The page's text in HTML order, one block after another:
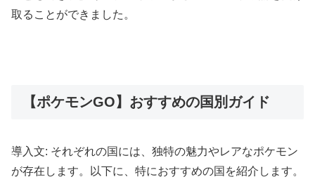
取ることができました。
【ポケモンGO】おすすめの国別ガイド
導入文: それぞれの国には、独特の魅力やレアなポケモン
が存在します。以下に、特におすすめの国を紹介します。